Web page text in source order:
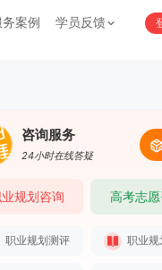
务案例 学员反馈
咨询服务
24小时在线答疑
规划咨询 高考志
职业规划测评 职业规